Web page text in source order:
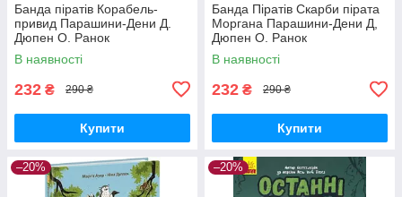
Банда піратів Корабель-
привид Парашини-Дени Д.
Дюпен О. Ранок
В наявності
232 ₴ 290 ₴
Купити
Банда Піратів Скарби пірата
Моргана Парашини-Дени Д,
Дюпен О. Ранок
В наявності
232 ₴ 290 ₴
Купити
–20% –20%